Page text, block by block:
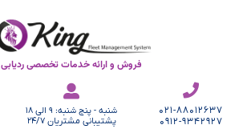
فروش و ارائه خدمات تخصصی ردیابی
021-88012637
0912-9342927
شنبه - پنج شنبه: 9 الی 18
پشتیبانی مشتریان 24/7